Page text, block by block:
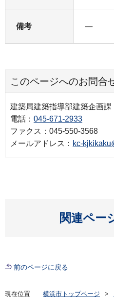
備考 ―
このページへのお問合
建築局建築指導部建築企画課
電話： 045-671-2933
ファクス：045-550-3568
メールアドレス： kc-
関連ペー
前のページに戻る
現在位置 横浜市トップページ